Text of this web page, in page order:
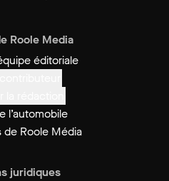
Roole Media
éditoriale
l’automobile
de Roole Média
juridiques